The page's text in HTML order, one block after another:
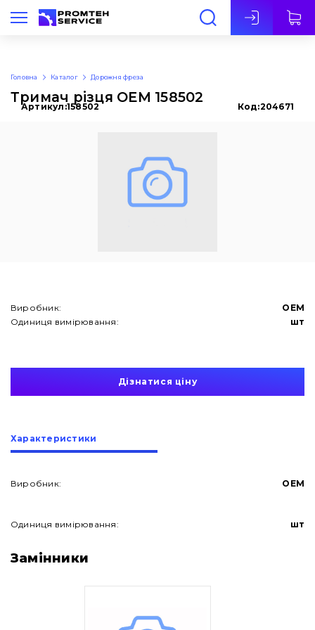
Укр
Про нас
Головна Каталог Дорожня фреза
Тримач різця OEM 158502
Артикул:158502 Код:204671
Виробник:
OEM
Одиниця вимірювання:
шт
Дізнатися ціну
Характеристики
Виробник: OEM
Одиниця вимірювання: шт
Замінники